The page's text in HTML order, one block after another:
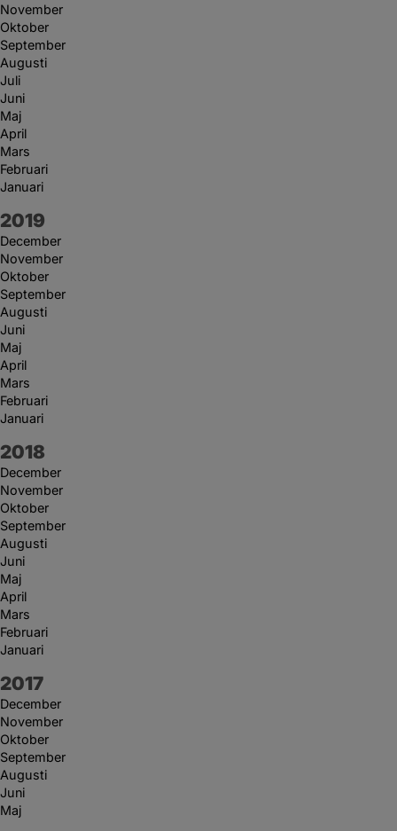
November
Oktober
September
Augusti
Juli
Juni
Maj
April
Mars
Februari
Januari
År:
2019
December
November
Oktober
September
Augusti
Juni
Maj
April
Mars
Februari
Januari
År:
2018
December
November
Oktober
September
Augusti
Juni
Maj
April
Mars
Februari
Januari
År:
2017
December
November
Oktober
September
Augusti
Juni
Maj